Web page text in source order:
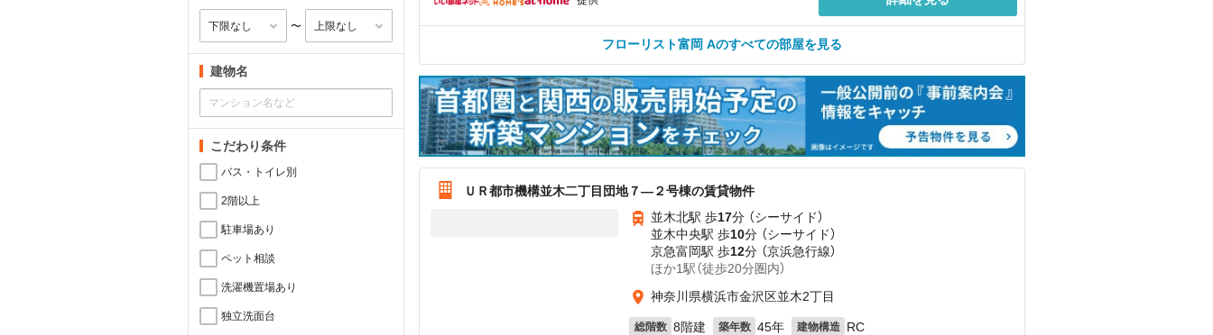
〜
建物名
こだわり条件
バス・トイレ別
2階以上
駐車場あり
ペット相談
洗濯機置場あり
独立洗面台
フローリスト富岡 Aのすべての部屋を見る
ＵＲ都市機構並木二丁目団地７—２号棟の賃貸物件
並木北駅 歩17分 （シーサイド）
並木中央駅 歩10分 （シーサイド）
京急富岡駅 歩12分 （京浜急行線）
ほか1駅（徒歩20分圏内）
神奈川県横浜市金沢区並木2丁目
総階数 8階建 築年数 45年 建物構造 RC